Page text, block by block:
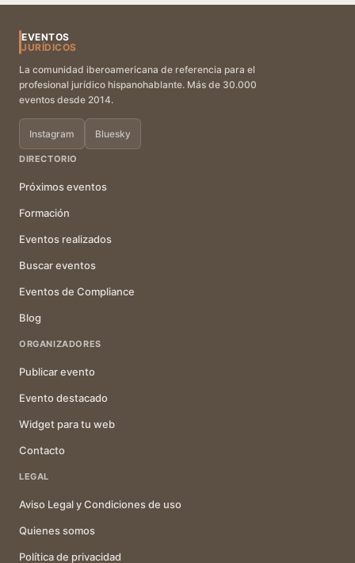
EVENTOS
JURÍDICOS
La comunidad iberoamericana de referencia para el
profesional jurídico hispanohablante. Más de 30.000
eventos desde 2014.
Instagram Bluesky
DIRECTORIO
Próximos eventos
Formación
Eventos realizados
Buscar eventos
Eventos de Compliance
Blog
ORGANIZADORES
Publicar evento
Evento destacado
Widget para tu web
Contacto
LEGAL
Aviso Legal y Condiciones de uso
Quienes somos
Política de privacidad